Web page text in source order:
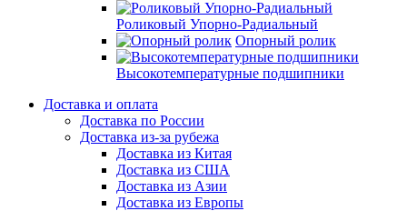
Роликовый Упорно-Радиальный
Опорный ролик
Высокотемпературные подшипники
Доставка и оплата
Доставка по России
Доставка из-за рубежа
Доставка из Китая
Доставка из США
Доставка из Азии
Доставка из Европы